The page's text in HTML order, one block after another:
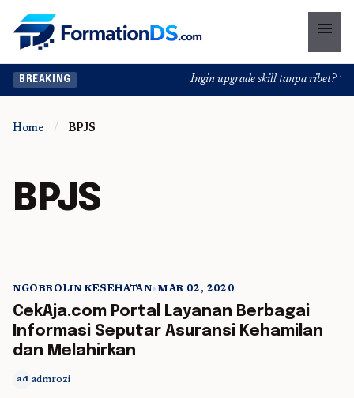
menu
BREAKING Ingin upgrade skill tanpa ribet?
Home / BPJS
BPJS
5 min read
NGOBROLIN KESEHATAN•MAR 02, 2020
CekAja.com Portal Layanan Berbagai
Informasi Seputar Asuransi Kehamilan
dan Melahirkan
ad admrozi